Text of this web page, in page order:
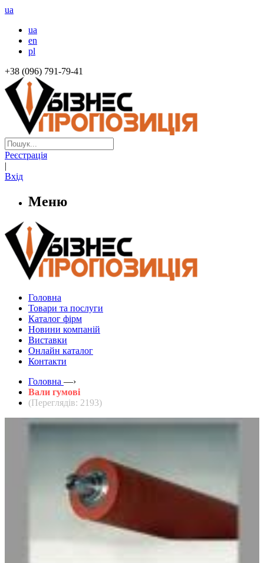
ua
ua
en
pl
+38 (096) 791-79-41
Реєстрація
|
Вхід
Меню
Головна
Товари та послуги
Каталог фірм
Новини компаній
Виставки
Онлайн каталог
Контакти
Головна —›
Вали гумові
(Переглядів: 2193)